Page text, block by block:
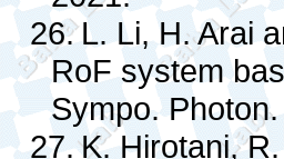
26.L. Li, H. Arai
RoF system
Sympo.
27.K. Hirotani,